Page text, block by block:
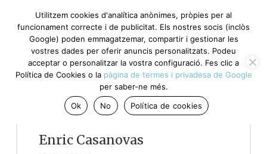
Enric Casanovas
Utilitzem cookies d'analítica anònimes, pròpies per al
funcionament correcte i de publicitat. Els nostres socis (inclòs
Google) poden emmagatzemar, compartir i gestionar les
vostres dades per oferir anuncis personalitzats. Podeu
acceptar o personalitzar la vostra configuració. Fes clic a
Política de Cookies o la pàgina de termes i privadesa de Google
per saber-ne més.
Ok
No Política de cookies